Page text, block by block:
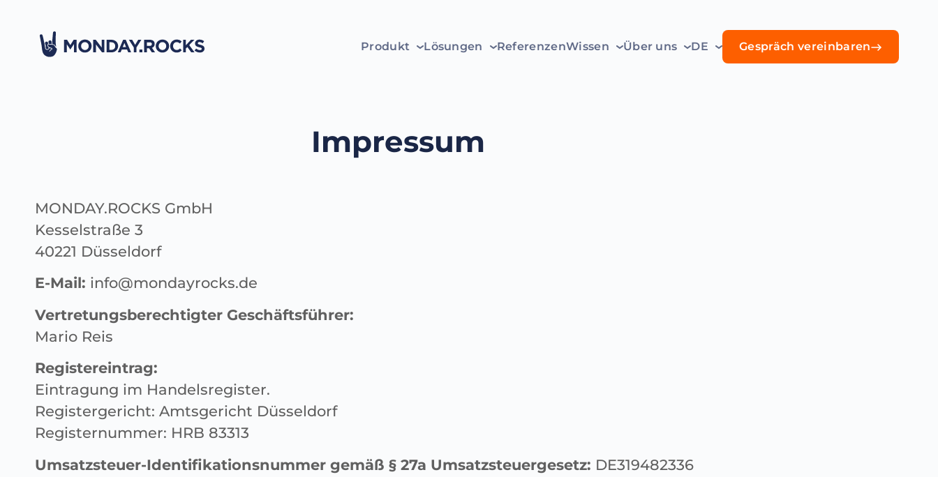
Produkt Lösungen ReferenzenWissen Über uns DE Gespräch vereinbaren
Impressum
MONDAY.ROCKS GmbH
Kesselstraße 3
40221 Düsseldorf
E-Mail: info@mondayrocks.de
Vertretungsberechtigter Geschäftsführer:
Mario Reis
Registereintrag:
Eintragung im Handelsregister.
Registergericht: Amtsgericht Düsseldorf
Registernummer: HRB 83313
Umsatzsteuer-Identifikationsnummer gemäß § 27a Umsatzsteuergesetz: DE319482336